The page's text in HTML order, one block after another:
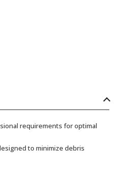
requirements for optimal
to minimize debris